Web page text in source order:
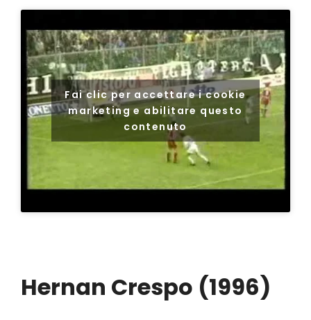
Fai clic per accettare i cookie
marketing e abilitare questo
contenuto
Hernan Crespo (1996)